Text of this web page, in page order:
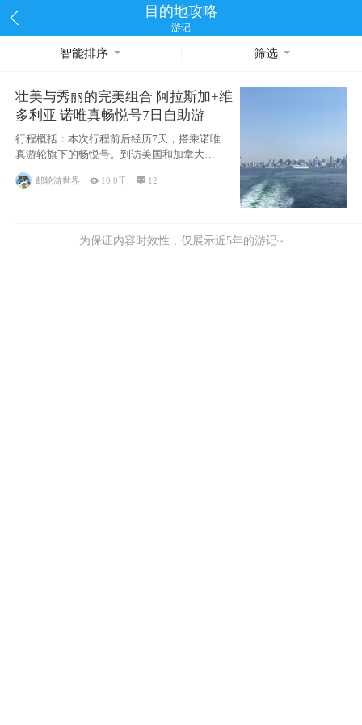
目的地攻略
游记
智能排序 筛选
壮美与秀丽的完美组合 阿拉斯加+维
多利亚 诺唯真畅悦号7日自助游
行程概括：本次行程前后经历7天，搭乘诺唯
真游轮旗下的畅悦号。到访美国和加拿大的4
个州/省：美国华盛顿州
邮轮游世界  10.0千  12
为保证内容时效性，仅展示近5年的游记~